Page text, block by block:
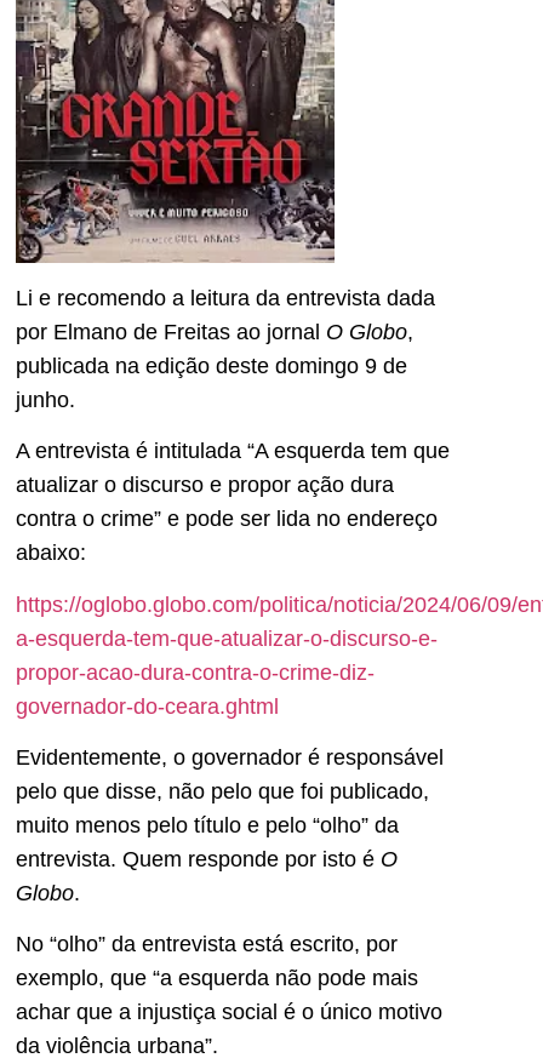
Li e recomendo a leitura da entrevista dada
por Elmano de Freitas ao jornal O Globo,
publicada na edição deste domingo 9 de
junho.
A entrevista é intitulada “A esquerda tem que
atualizar o discurso e propor ação dura
contra o crime” e pode ser lida no endereço
abaixo:
https://oglobo.globo.com/politica/noticia/2024/06/09/
a-esquerda-tem-que-atualizar-o-discurso-e-
propor-acao-dura-contra-o-crime-diz-
governador-do-ceara.ghtml
Evidentemente, o governador é responsável
pelo que disse, não pelo que foi publicado,
muito menos pelo título e pelo “olho” da
entrevista. Quem responde por isto é O
Globo.
No “olho” da entrevista está escrito, por
exemplo, que “a esquerda não pode mais
achar que a injustiça social é o único motivo
da violência urbana”.